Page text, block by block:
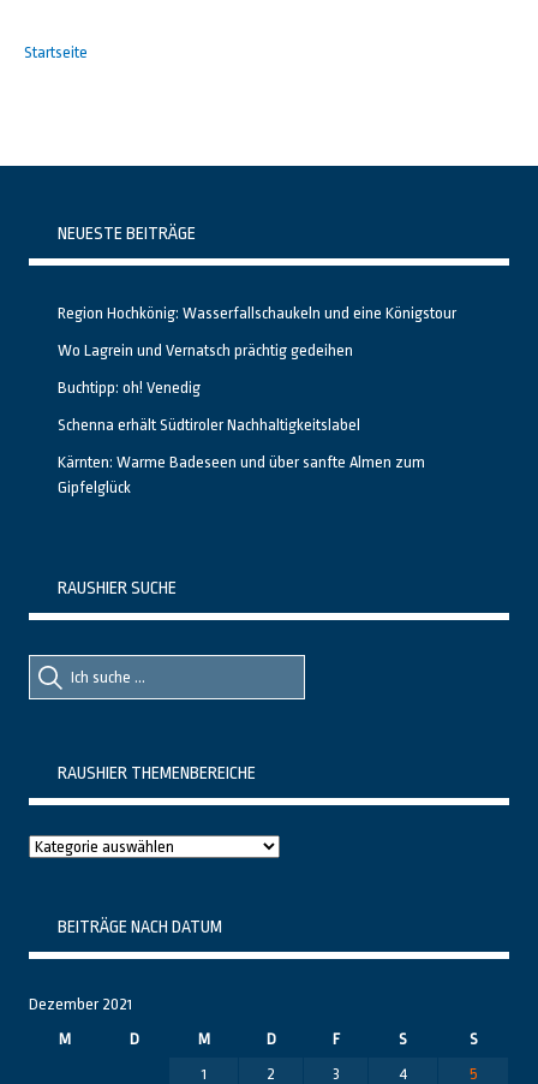
Startseite
NEUESTE BEITRÄGE
Region Hochkönig: Wasserfallschaukeln und eine Königstour
Wo Lagrein und Vernatsch prächtig gedeihen
Buchtipp: oh! Venedig
Schenna erhält Südtiroler Nachhaltigkeitslabel
Kärnten: Warme Badeseen und über sanfte Almen zum
Gipfelglück
RAUSHIER SUCHE
Suche
nach::
Suche
nach:
RAUSHIER THEMENBEREICHE
Raushier
BEITRÄGE NACH DATUM
Dezember 2021
M
D M D F S
S
1
2 3 4
5